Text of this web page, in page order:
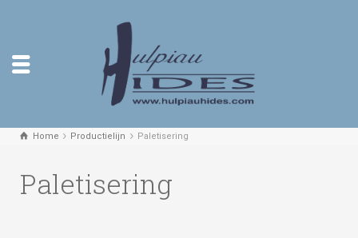
Home Productielijn Paletisering
Paletisering